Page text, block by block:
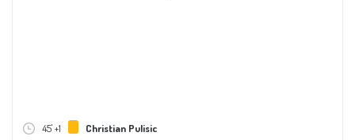
45' +1 Christian Pulisic